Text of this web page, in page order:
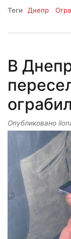
Теги Днепр
В
Опубликовано